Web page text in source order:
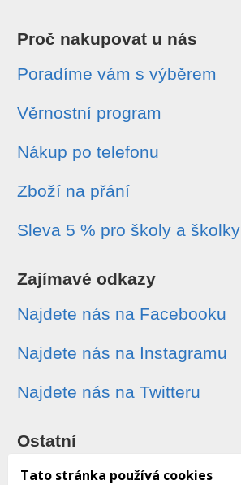
Proč nakupovat u nás
Poradíme vám s výběrem
Věrnostní program
Nákup po telefonu
Zboží na přání
Sleva 5 % pro školy a školky
Zajímavé odkazy
Najdete nás na Facebooku
Najdete nás na Instagramu
Najdete nás na Twitteru
Ostatní
Sledování zásilek
Tato stránka používá cookies